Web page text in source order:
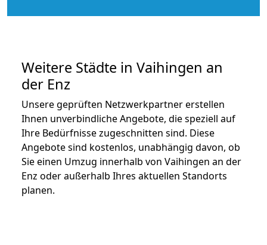
Weitere Städte in Vaihingen an
der Enz
Unsere geprüften Netzwerkpartner erstellen
Ihnen unverbindliche Angebote, die speziell auf
Ihre Bedürfnisse zugeschnitten sind. Diese
Angebote sind kostenlos, unabhängig davon, ob
Sie einen Umzug innerhalb von Vaihingen an der
Enz oder außerhalb Ihres aktuellen Standorts
planen.